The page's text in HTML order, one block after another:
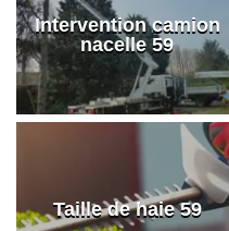
Intervention camion
nacelle 59
Taille de haie 59